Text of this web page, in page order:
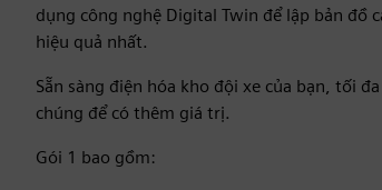
dụng công nghệ Digital Twin để lập bản đồ
hiệu quả nhất.
Sẵn sàng điện hóa kho đội xe của bạn, tối
chúng để có thêm giá trị.
Gói 1 bao gồm: